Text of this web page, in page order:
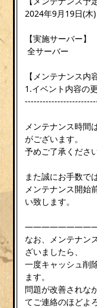
2024年9月19日(
【実施サーバー】
全サーバー
【メンテナンス内
1.イベント内容の
メンテナンス時間
がございます。
予めご了承くださ
また誠にお手数で
メンテナンス開始
い致します。
なお、メンテナン
ざいましたら、
一度キャッシュ削
ます。
問題が改善されな
てご連絡のほどよ